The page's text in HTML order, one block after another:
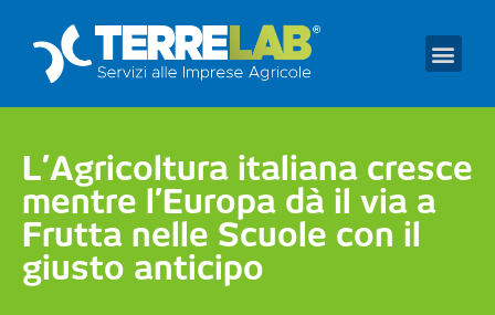
L’Agricoltura italiana cresce
mentre l’Europa dà il via a
Frutta nelle Scuole con il
giusto anticipo